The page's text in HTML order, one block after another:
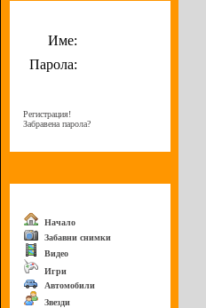
Име:
Парола:
Регистрация!
Забравена парола?
Начало
Забавни снимки
Видео
Игри
Автомобили
Звезди